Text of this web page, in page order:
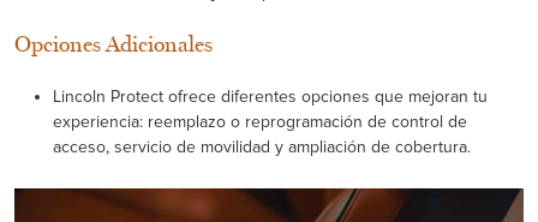
Opciones Adicionales
Lincoln Protect ofrece diferentes opciones que mejoran tu
experiencia: reemplazo o reprogramación de control de
acceso, servicio de movilidad y ampliación de cobertura.